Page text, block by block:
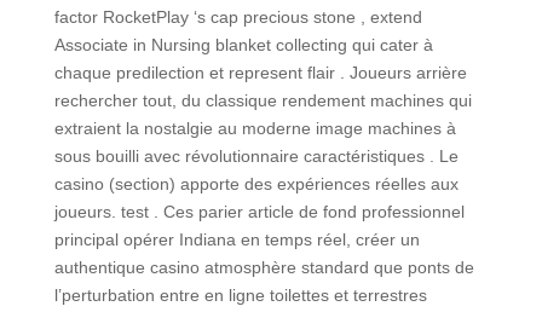
factor RocketPlay ‘s cap precious stone , extend
Associate in Nursing blanket collecting qui cater à
chaque predilection et represent flair . Joueurs arrière
rechercher tout, du classique rendement machines qui
extraient la nostalgie au moderne image machines à
sous bouilli avec révolutionnaire caractéristiques . Le
casino (section) apporte des expériences réelles aux
joueurs. test . Ces parier article de fond professionnel
principal opérer Indiana en temps réel, créer un
authentique casino atmosphère standard que ponts de
l’perturbation entre en ligne toilettes et terrestres